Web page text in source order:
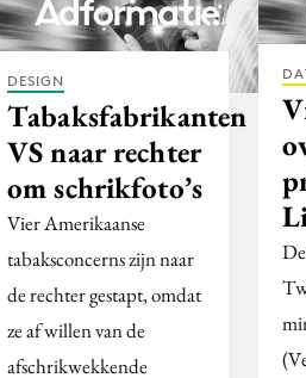
DESIGN
Tabaksfabrikanten
VS naar rechter
om schrikfoto’s
Vier Amerikaanse
tabaksconcerns zijn naar
de rechter gestapt, omdat
ze af willen van de
afschrikwekkende